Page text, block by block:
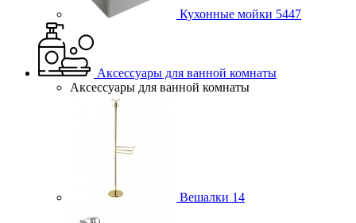
Кухонные мойки 5447
Аксессуары для ванной комнаты
Аксессуары для ванной комнаты
Вешалки 14